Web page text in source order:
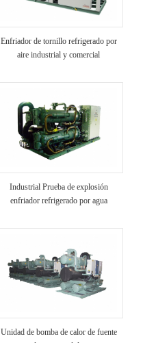
Enfriador de tornillo refrigerado por
aire industrial y comercial
Industrial Prueba de explosión
enfriador refrigerado por agua
Unidad de bomba de calor de fuente